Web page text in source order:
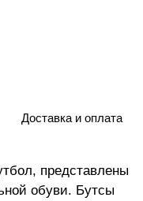
Доставка и оплата
представлены
обуви. Бутсы